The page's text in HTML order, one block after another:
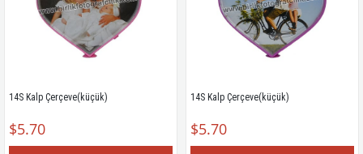
14S Kalp Çerçeve(küçük)
$5.70
14S Kalp Çerçeve(küçük)
$5.70